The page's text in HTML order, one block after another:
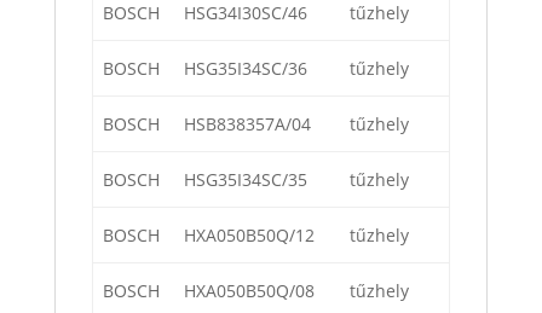
BOSCH HSG34I30SC/46 tűzhely
BOSCH HSG35I34SC/36 tűzhely
BOSCH HSB838357A/04 tűzhely
BOSCH HSG35I34SC/35 tűzhely
BOSCH HXA050B50Q/12 tűzhely
BOSCH HXA050B50Q/08 tűzhely